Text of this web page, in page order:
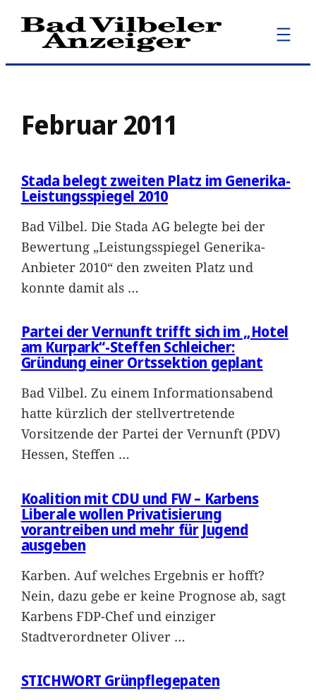
Zum
Inhalt
Februar 2011
Stada belegt zweiten Platz im Generika-
Leistungsspiegel 2010
Bad Vilbel. Die Stada AG belegte bei der
Bewertung „Leistungsspiegel Generika-
Anbieter 2010“ den zweiten Platz und
konnte damit als …
Partei der Vernunft trifft sich im „Hotel
am Kurpark“-Steffen Schleicher:
Gründung einer Ortssektion geplant
Bad Vilbel. Zu einem Informationsabend
hatte kürzlich der stellvertretende
Vorsitzende der Partei der Vernunft (PDV)
Hessen, Steffen …
Koalition mit CDU und FW – Karbens
Liberale wollen Privatisierung
vorantreiben und mehr für Jugend
ausgeben
Karben. Auf welches Ergebnis er hofft?
Nein, dazu gebe er keine Prognose ab, sagt
Karbens FDP-Chef und einziger
Stadtverordneter Oliver …
STICHWORT Grünpflegepaten